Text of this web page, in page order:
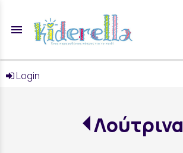
menu
Login
Λούτρινα